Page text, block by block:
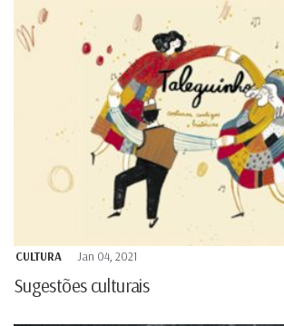
CULTURA Jan 04, 2021
Sugestões culturais